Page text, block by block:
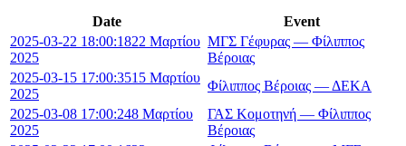
Date
Event
2025-03-22 18:00:1822 Μαρτίου
2025
ΜΓΣ Γέφυρας — Φίλιππος
Βέροιας
2025-03-15 17:00:3515 Μαρτίου
2025
Φίλιππος Βέροιας — ΔΕΚΑ
2025-03-08 17:00:248 Μαρτίου
2025
ΓΑΣ Κομοτηνή — Φίλιππος
Βέροιας